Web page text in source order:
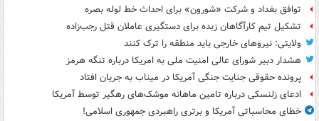
توافق بغداد و شرکت «شورون» برای احداث خط لوله بصره
تشکیل تیم کارآگاهان زبده برای دستگیری عاملان قتل رجب‌زاده
ولایتی: نیروهای خارجی باید منطقه را ترک کنند
هشدار دبیر شورای عالی امنیت ملی به امریکا درباره تنگه هرمز
پرونده حقوقی جنایت جنگی آمریکا در میناب به جریان افتاد
ادعای زلنسکی درباره تامین ماهانه موشک‌های رهگیر توسط آمریکا
خطای محاسباتی آمریکا و برتری راهبردی جمهوری اسلامی!